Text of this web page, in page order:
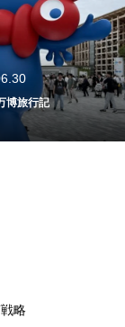
博旅行記
略